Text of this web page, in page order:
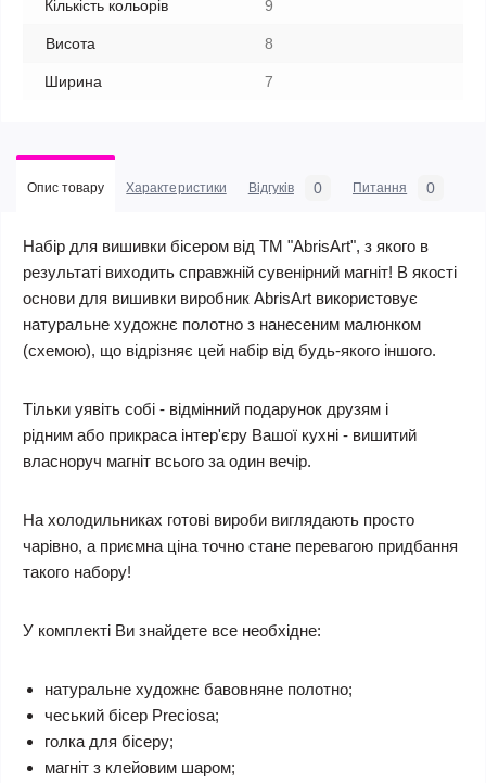
Кількість кольорів 9
Висота 8
Ширина 7
Опис товару Характеристики Відгуків 0 Питання 0
Набір для вишивки бісером від ТМ "AbrisArt", з якого в
результаті виходить справжній сувенірний магніт! В якості
основи для вишивки виробник AbrisArt використовує
натуральне художнє полотно з нанесеним малюнком
(схемою), що відрізняє цей набір від будь-якого іншого.
Тільки уявіть собі - відмінний подарунок друзям і
рідним або прикраса інтер'єру Вашої кухні - вишитий
власноруч магніт всього за один вечір.
На холодильниках готові вироби виглядають просто
чарівно, а приємна ціна точно стане перевагою придбання
такого набору!
У комплекті Ви знайдете все необхідне:
натуральне художнє бавовняне полотно;
чеський бісер Preciosa;
голка для бісеру;
магніт з клейовим шаром;